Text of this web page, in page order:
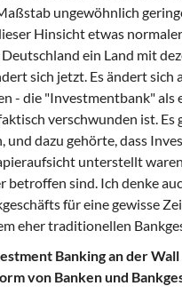
ungewöhnlich
Hinsicht etwas
ein Land mit
sich jetzt. Es ändert sich
- die "Investmentbank" als
verschwunden ist.
und dazu gehörte, dass
unterstellt
betroffen sind. Ich denke
für eine gewisse
eher traditionellen
Banking an der
von Banken und